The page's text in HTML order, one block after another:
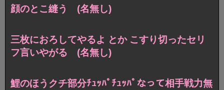
顔のとこ縫う (名無し)
三枚におろしてやるよ とか こすり切ったセリ
フ言いやがる (名無し)
鯉のほうクチ部分ﾁｭｯﾊﾟﾁｭｯﾊﾟなって相手戦力無